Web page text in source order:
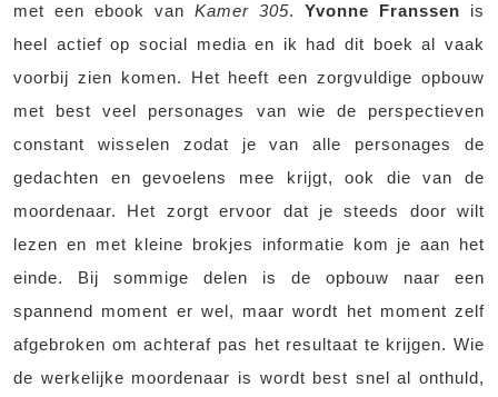
met een ebook van Kamer 305. Yvonne Franssen is
heel actief op social media en ik had dit boek al vaak
voorbij zien komen. Het heeft een zorgvuldige opbouw
met best veel personages van wie de perspectieven
constant wisselen zodat je van alle personages de
gedachten en gevoelens mee krijgt, ook die van de
moordenaar. Het zorgt ervoor dat je steeds door wilt
lezen en met kleine brokjes informatie kom je aan het
einde. Bij sommige delen is de opbouw naar een
spannend moment er wel, maar wordt het moment zelf
afgebroken om achteraf pas het resultaat te krijgen. Wie
de werkelijke moordenaar is wordt best snel al onthuld,